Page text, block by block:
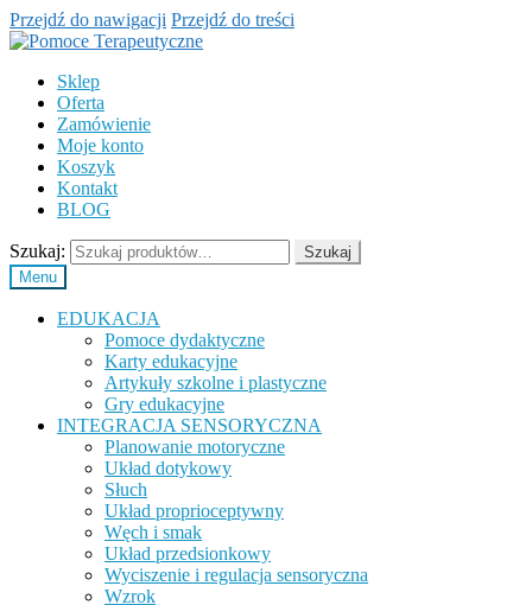
Przejdź do nawigacji Przejdź do treści
Sklep
Oferta
Zamówienie
Moje konto
Koszyk
Kontakt
BLOG
Szukaj:
Szukaj
Menu
EDUKACJA
Pomoce dydaktyczne
Karty edukacyjne
Artykuły szkolne i plastyczne
Gry edukacyjne
INTEGRACJA SENSORYCZNA
Planowanie motoryczne
Układ dotykowy
Słuch
Układ proprioceptywny
Węch i smak
Układ przedsionkowy
Wyciszenie i regulacja sensoryczna
Wzrok